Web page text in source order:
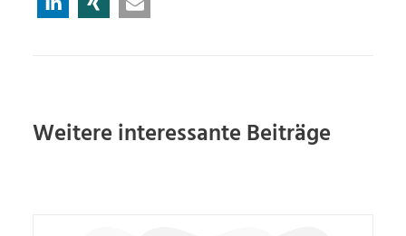
Weitere interessante Beiträge